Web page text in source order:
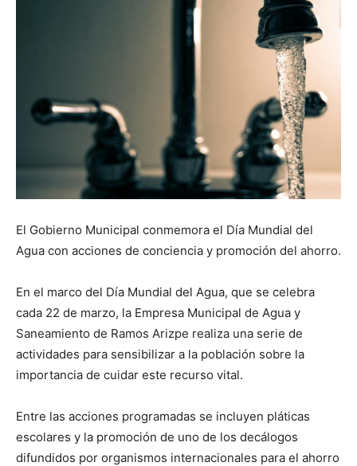
El Gobierno Municipal conmemora el Día Mundial del
Agua con acciones de conciencia y promoción del ahorro.
En el marco del Día Mundial del Agua, que se celebra
cada 22 de marzo, la Empresa Municipal de Agua y
Saneamiento de Ramos Arizpe realiza una serie de
actividades para sensibilizar a la población sobre la
importancia de cuidar este recurso vital.
Entre las acciones programadas se incluyen pláticas
escolares y la promoción de uno de los decálogos
difundidos por organismos internacionales para el ahorro